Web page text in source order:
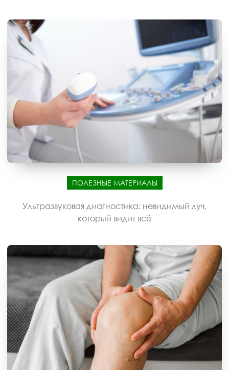
ПОЛЕЗНЫЕ МАТЕРИАЛЫ
Ультразвуковая диагностика: невидимый луч,
который видит всё